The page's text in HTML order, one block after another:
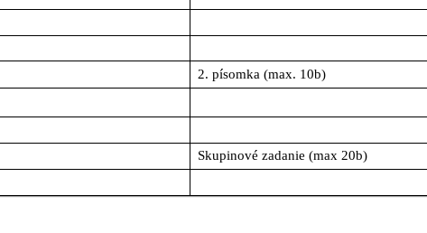
2. písomka (max. 10b)
Skupinové zadanie (max 20b)